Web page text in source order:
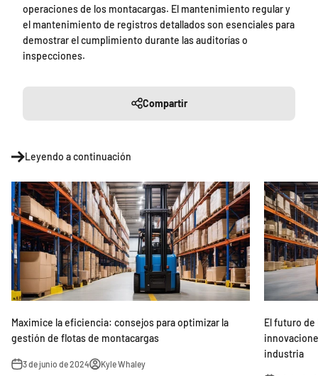
operaciones de los montacargas. El mantenimiento regular y
el mantenimiento de registros detallados son esenciales para
demostrar el cumplimiento durante las auditorías o
inspecciones.
Compartir
Leyendo a continuación
Maximice la eficiencia: consejos para optimizar la
gestión de flotas de montacargas
3 de junio de 2024 Kyle Whaley
El futuro
industria